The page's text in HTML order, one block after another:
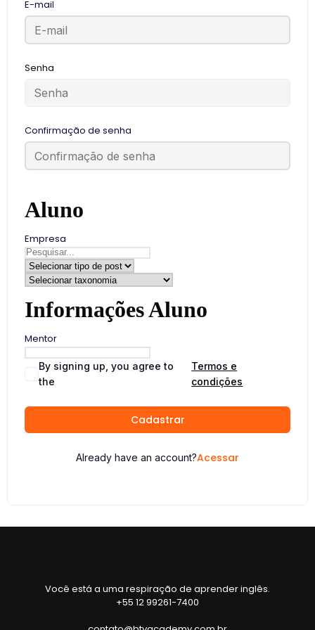
E-mail
Senha
Confirmação de senha
Aluno
Empresa
Informações Aluno
Mentor
By signing up, you agree to
the
Termos e
condições
Cadastrar
Already have an account?Acessar
Você está a uma respiração de aprender inglês.
+55 12 99261-7400